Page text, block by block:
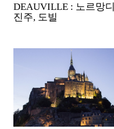
DEAUVILLE : 노르망디의
진주, 도빌